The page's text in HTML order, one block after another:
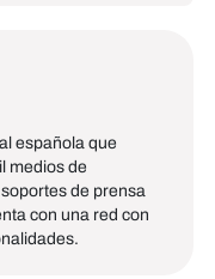
española que
medios de
de prensa
con una red con